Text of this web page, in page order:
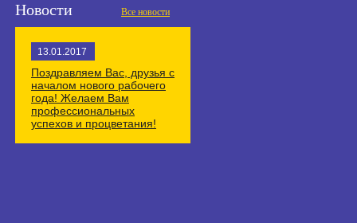
Новости Все новости
13.01.2017
Поздравляем Вас, друзья с
началом нового рабочего
года! Желаем Вам
профессиональных
успехов и процветания!